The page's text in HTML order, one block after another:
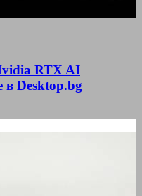
RTX AI
Desktop.bg